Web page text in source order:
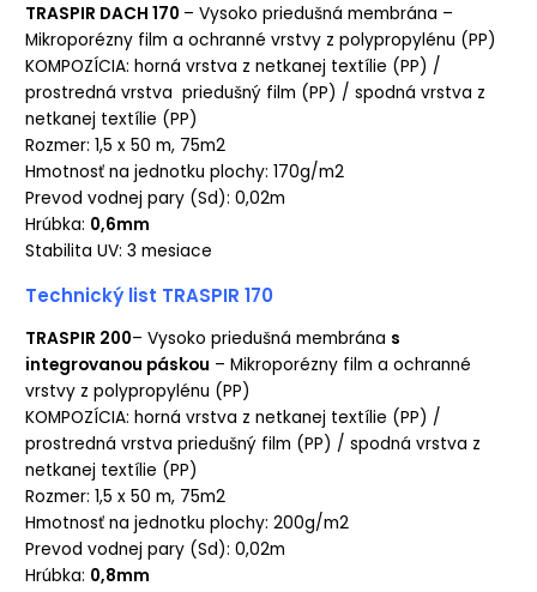
TRASPIR DACH 170 – Vysoko priedušná membrána –
Mikroporézny film a ochranné vrstvy z polypropylénu (PP)
KOMPOZÍCIA: horná vrstva z netkanej textílie (PP) /
prostredná vrstva priedušný film (PP) / spodná vrstva z
netkanej textílie (PP)
Rozmer: 1,5 x 50 m, 75m2
Hmotnosť na jednotku plochy: 170g/m2
Prevod vodnej pary (Sd): 0,02m
Hrúbka: 0,6mm
Stabilita UV: 3 mesiace
Technický list TRASPIR 170
TRASPIR 200– Vysoko priedušná membrána s
integrovanou páskou – Mikroporézny film a ochranné
vrstvy z polypropylénu (PP)
KOMPOZÍCIA: horná vrstva z netkanej textílie (PP) /
prostredná vrstva priedušný film (PP) / spodná vrstva z
netkanej textílie (PP)
Rozmer: 1,5 x 50 m, 75m2
Hmotnosť na jednotku plochy: 200g/m2
Prevod vodnej pary (Sd): 0,02m
Hrúbka: 0,8mm